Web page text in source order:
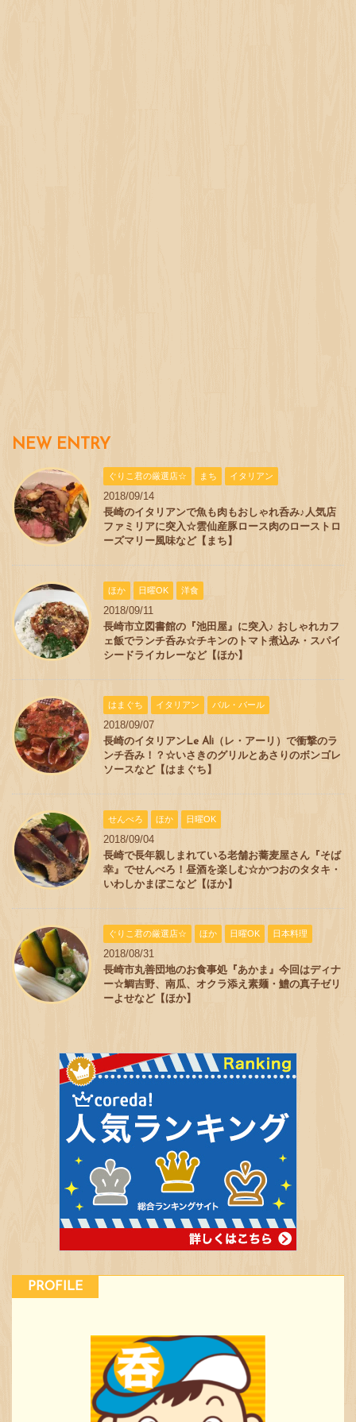
NEW ENTRY
ぐりこ君の厳選店☆ まち イタリアン
2018/09/14
長崎のイタリアンで魚も肉もおしゃれ呑み♪人気店
ファミリアに突入☆雲仙産豚ロース肉のローストロ
ーズマリー風味など【まち】
ほか 日曜OK 洋食
2018/09/11
長崎市立図書館の『池田屋』に突入♪ おしゃれカフ
ェ飯でランチ呑み☆チキンのトマト煮込み・スパイ
シードライカレーなど【ほか】
はまぐち イタリアン バル・バール
2018/09/07
長崎のイタリアンLe Ali（レ・アーリ）で衝撃のラ
ンチ呑み！？☆いさきのグリルとあさりのボンゴレ
ソースなど【はまぐち】
せんべろ ほか 日曜OK
2018/09/04
長崎で長年親しまれている老舗お蕎麦屋さん『そば
幸』でせんべろ！昼酒を楽しむ☆かつおのタタキ・
いわしかまぼこなど【ほか】
ぐりこ君の厳選店☆ ほか 日曜OK 日本料理
2018/08/31
長崎市丸善団地のお食事処『あかま』今回はディナ
ー☆鯛吉野、南瓜、オクラ添え素麺・鱧の真子ゼリ
ーよせなど【ほか】
PROFILE